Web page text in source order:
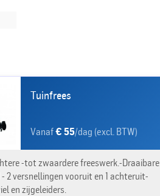
Tuinfrees
Vanaf€ 55/dag (excl. BTW)
-tot zwaardere freeswerk.-Draaibare
2 versnellingen vooruit en 1 achteruit-
en zijgeleiders.